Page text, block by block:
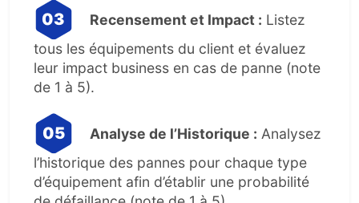
Recensement et Impact : Listez
tous les équipements du client et évaluez
leur impact business en cas de panne (note
de 1 à 5).
Analyse de l’Historique : Analysez
l’historique des pannes pour chaque type
d’équipement afin d’établir une probabilité